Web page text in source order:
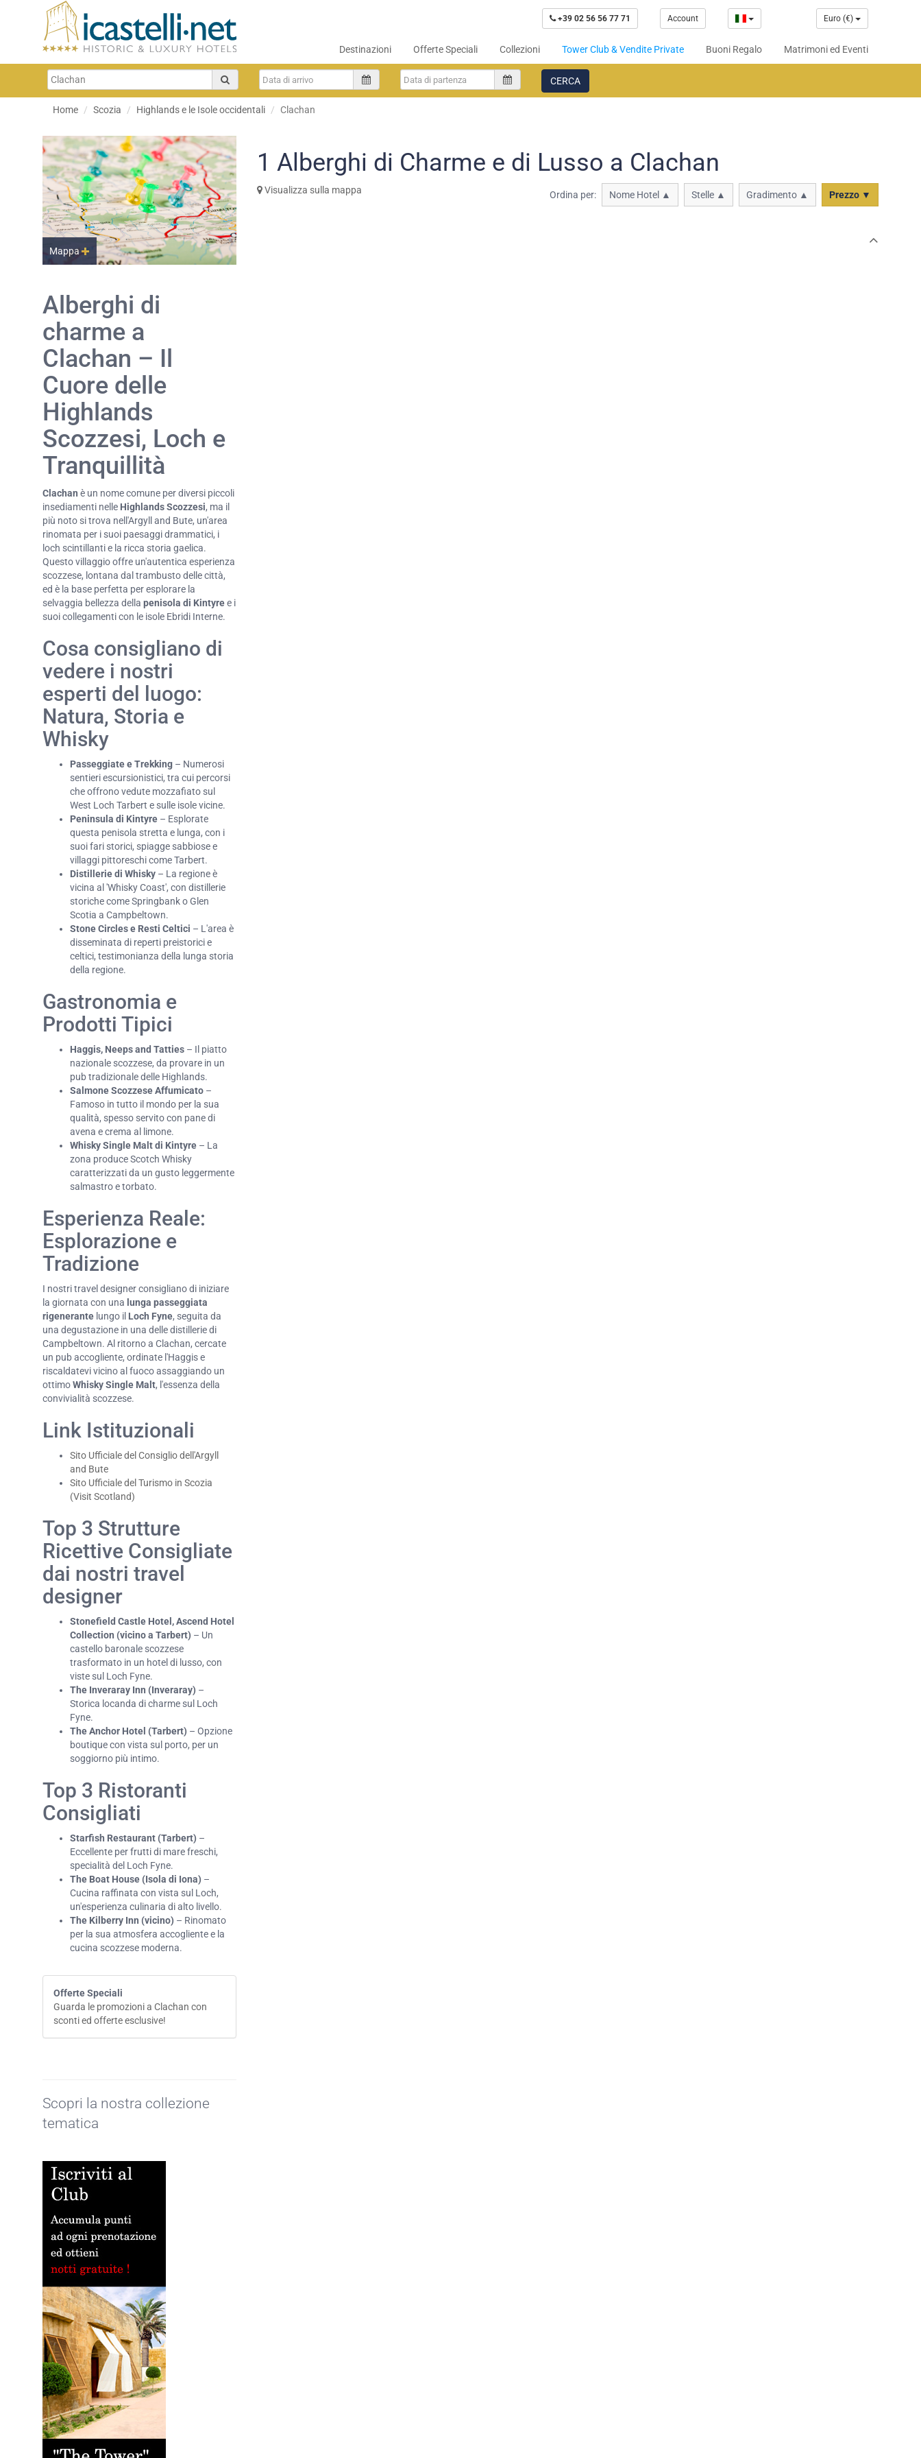
+39 02 56 56 77 71 Account Euro (€)
Destinazioni Offerte Speciali Collezioni Tower Club & Vendite Private Buoni Regalo Matrimoni ed Eventi
CERCA
Home Scozia Highlands e le Isole occidentali Clachan
Mappa
Alberghi di
charme a
Clachan – Il
Cuore delle
Highlands
Scozzesi, Loch e
Tranquillità
Clachan è un nome comune per diversi piccoli
insediamenti nelle Highlands Scozzesi, ma il
più noto si trova nell'Argyll and Bute, un'area
rinomata per i suoi paesaggi drammatici, i
loch scintillanti e la ricca storia gaelica.
Questo villaggio offre un'autentica esperienza
scozzese, lontana dal trambusto delle città,
ed è la base perfetta per esplorare la
selvaggia bellezza della penisola di Kintyree i
suoi collegamenti con le isole Ebridi Interne.
Cosa consigliano di
vedere i nostri
esperti del luogo:
Natura, Storia e
Whisky
Passeggiate e Trekking – Numerosi
sentieri escursionistici, tra cui percorsi
che offrono vedute mozzafiato sul
West Loch Tarbert e sulle isole vicine.
Peninsula di Kintyre – Esplorate
questa penisola stretta e lunga, con i
suoi fari storici, spiagge sabbiose e
villaggi pittoreschi come Tarbert.
Distillerie di Whisky – La regione è
vicina al 'Whisky Coast', con distillerie
storiche come Springbank o Glen
Scotia a Campbeltown.
Stone Circles e Resti Celtici – L'area è
disseminata di reperti preistorici e
celtici, testimonianza della lunga storia
della regione.
Gastronomia e
Prodotti Tipici
Haggis, Neeps and Tatties – Il piatto
nazionale scozzese, da provare in un
pub tradizionale delle Highlands.
Salmone Scozzese Affumicato –
Famoso in tutto il mondo per la sua
qualità, spesso servito con pane di
avena e crema al limone.
Whisky Single Malt di Kintyre – La
zona produce Scotch Whisky
caratterizzati da un gusto leggermente
salmastro e torbato.
Esperienza Reale:
Esplorazione e
Tradizione
I nostri travel designer consigliano di iniziare
la giornata con una lunga passeggiata
rigenerante lungo il Loch Fyne, seguita da
una degustazione in una delle distillerie di
Campbeltown. Al ritorno a Clachan, cercate
un pub accogliente, ordinate l'Haggis e
riscaldatevi vicino al fuoco assaggiando un
ottimoWhisky Single Malt, l'essenza della
convivialità scozzese.
Link Istituzionali
Sito Ufficiale del Consiglio dell'Argyll
and Bute
Sito Ufficiale del Turismo in Scozia
(Visit Scotland)
Top 3 Strutture
Ricettive Consigliate
dai nostri travel
designer
Stonefield Castle Hotel, Ascend Hotel
Collection (vicino a Tarbert) – Un
castello baronale scozzese
trasformato in un hotel di lusso, con
viste sul Loch Fyne.
The Inveraray Inn (Inveraray) –
Storica locanda di charme sul Loch
Fyne.
The Anchor Hotel (Tarbert) – Opzione
boutique con vista sul porto, per un
soggiorno più intimo.
Top 3 Ristoranti
Consigliati
Starfish Restaurant (Tarbert) –
Eccellente per frutti di mare freschi,
specialità del Loch Fyne.
The Boat House (Isola di Iona) –
Cucina raffinata con vista sul Loch,
un'esperienza culinaria di alto livello.
The Kilberry Inn (vicino) – Rinomato
per la sua atmosfera accogliente e la
cucina scozzese moderna.
Offerte Speciali
Guarda le promozioni a Clachan con
sconti ed offerte esclusive!
Scopri la nostra collezione
tematica
1 Alberghi di Charme e di Lusso a Clachan
Visualizza sulla mappa Ordina per: Nome Hotel ▲ Stelle ▲ Gradimento ▲ Prezzo ▼